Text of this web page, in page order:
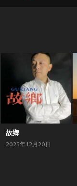
故鄉
2025年12月20日